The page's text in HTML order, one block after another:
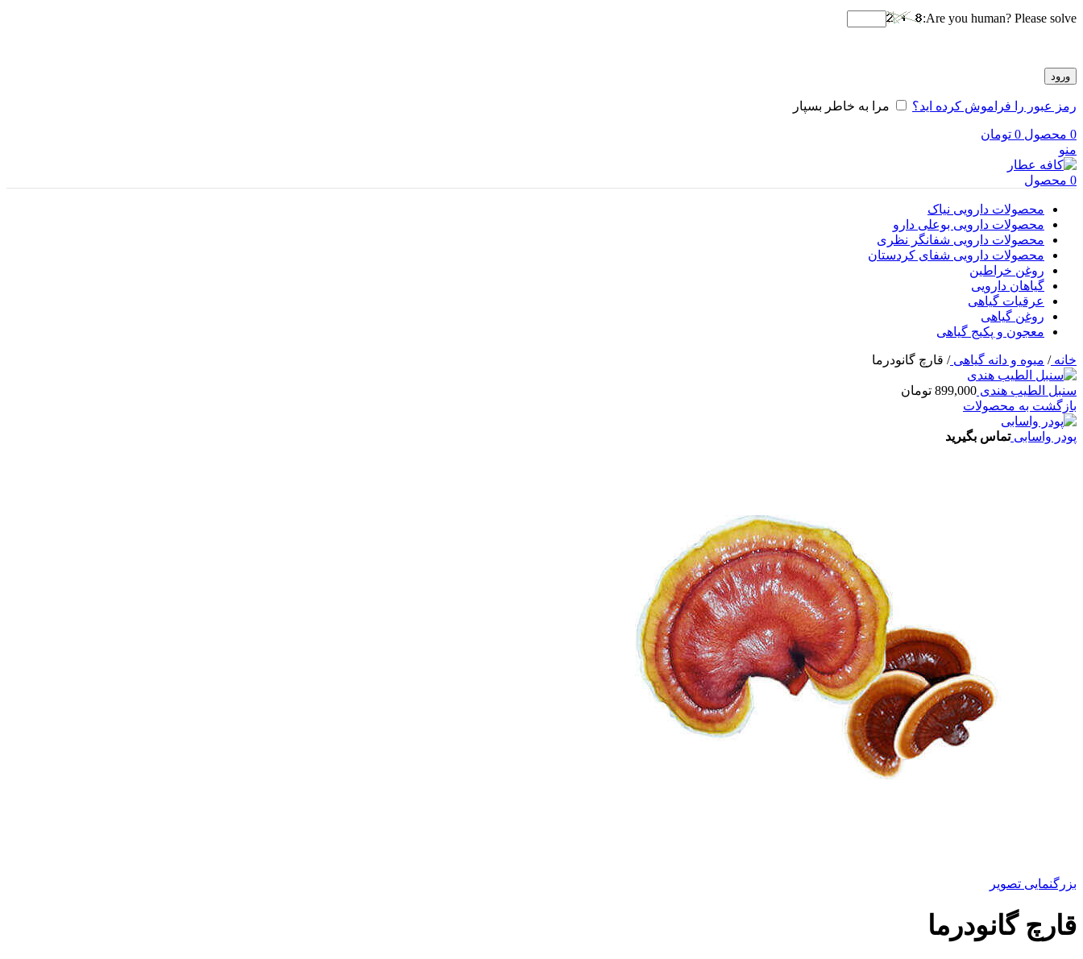
Are you human? Please solve:
ورود
رمز عبور را فراموش کرده اید؟ مرا به خاطر بسپار
0 محصول 0 تومان
منو
0 محصول
محصولات دارویی نیاک
محصولات دارویی بوعلی دارو
محصولات دارویی شفانگر نظری
محصولات دارویی شفای کردستان
روغن خراطین
گیاهان دارویی
عرقیات گیاهی
روغن گیاهی
معجون و پکیج گیاهی
خانه/ میوه و دانه گیاهی/ قارچ گانودرما
سنبل الطیب هندی 899,000 تومان
بازگشت به محصولات
پودر واسابیتماس بگیرید
بزرگنمایی تصویر
قارچ گانودرما